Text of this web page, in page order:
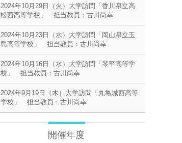
2024年10月29日（火）大学訪問「香川県立高
松西高等学校」 担当教員：古川尚幸
2024年10月23日（水）大学訪問「岡山県立玉
島高等学校」 担当教員：古川尚幸
2024年10月16日（水）大学訪問「琴平高等学
校」 担当教員：古川尚幸
2024年9月19日（木）大学訪問「丸亀城西高等
学校」 担当教員：古川尚幸
開催年度